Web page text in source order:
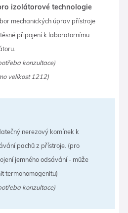
izolátorové technologie
mechanických úprav přístroje
připojení k laboratornímu
konzultace)
velikost 1212)
nerezový komínek k
pachů z přístroje. (pro
jemného odsávání - může
termohomogenitu)
konzultace)